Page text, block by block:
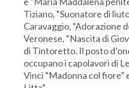
Tiziano, “Suonatore di
Caravaggio, “Adorazione
Veronese, “Nascita di
di Tintoretto. Il posto
occupano i capolavori di
Vinci “Madonna col fiore”